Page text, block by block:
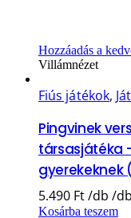
Hozzáadás a
Villámnézet
Fiús játékok,
Pingvinek
társasjátéka
gyerekeknek
5.490 Ft
Kosárba teszem